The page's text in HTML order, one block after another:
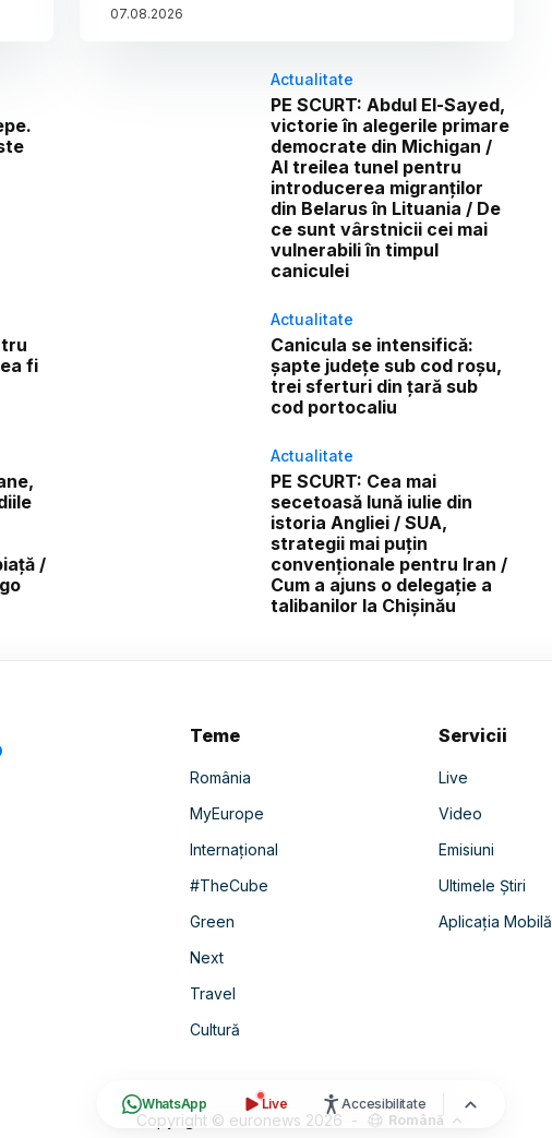
WhatsApp Live Accesibilitate
07.08.2026
Actualitate
PE SCURT: Abdul El-Sayed,
victorie în alegerile primare
democrate din Michigan /
Al treilea tunel pentru
introducerea migranților
din Belarus în Lituania / De
ce sunt vârstnicii cei mai
vulnerabili în timpul
caniculei
fi
Actualitate
Canicula se intensifică:
șapte județe sub cod roșu,
trei sferturi din țară sub
cod portocaliu
/
Actualitate
PE SCURT: Cea mai
secetoasă lună iulie din
istoria Angliei / SUA,
strategii mai puțin
convenționale pentru Iran /
Cum a ajuns o delegație a
talibanilor la Chișinău
Teme
România
MyEurope
Internațional
#TheCube
Green
Next
Travel
Cultură
Servicii
Live
Video
Emisiuni
Ultimele Știri
Aplicația Mobilă
Copyright © euronews 2026 - Română